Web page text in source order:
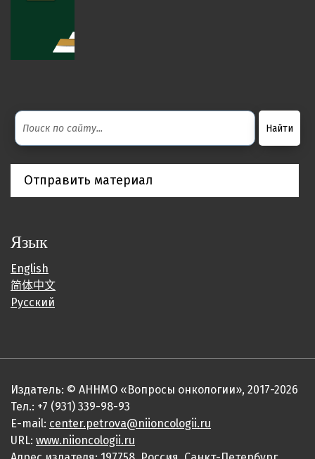
Отправить материал
Язык
English
简体中文
Русский
Издатель: © АННМО «Вопросы онкологии», 2017-2026
Тел.: +7 (931) 339-98-93
E-mail: center.petrova@niioncologii.ru
URL: www.niioncologii.ru